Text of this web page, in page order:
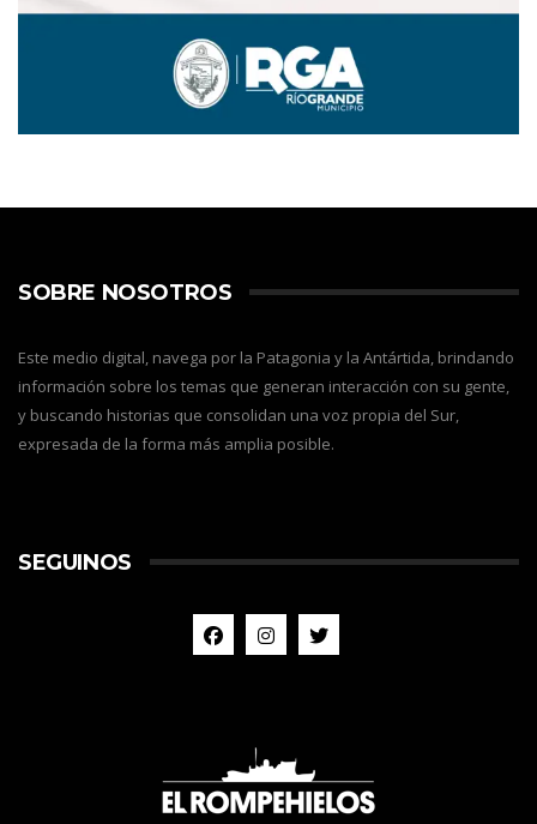
SOBRE NOSOTROS
Este medio digital, navega por la Patagonia y la Antártida, brindando
información sobre los temas que generan interacción con su gente,
y buscando historias que consolidan una voz propia del Sur,
expresada de la forma más amplia posible.
SEGUINOS